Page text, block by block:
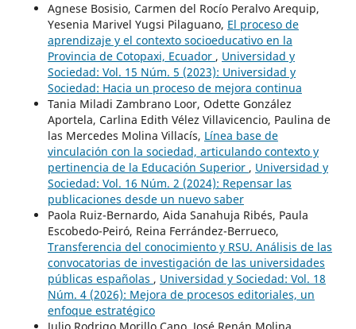
Agnese Bosisio, Carmen del Rocío Peralvo Arequip,
Yesenia Marivel Yugsi Pilaguano, El proceso de
aprendizaje y el contexto socioeducativo en la
Provincia de Cotopaxi, Ecuador , Universidad y
Sociedad: Vol. 15 Núm. 5 (2023): Universidad y
Sociedad: Hacia un proceso de mejora continua
Tania Miladi Zambrano Loor, Odette González
Aportela, Carlina Edith Vélez Villavicencio, Paulina de
las Mercedes Molina Villacís, Línea base de
vinculación con la sociedad, articulando contexto y
pertinencia de la Educación Superior , Universidad y
Sociedad: Vol. 16 Núm. 2 (2024): Repensar las
publicaciones desde un nuevo saber
Paola Ruiz-Bernardo, Aida Sanahuja Ribés, Paula
Escobedo-Peiró, Reina Ferrández-Berrueco,
Transferencia del conocimiento y RSU. Análisis de las
convocatorias de investigación de las universidades
públicas españolas , Universidad y Sociedad: Vol. 18
Núm. 4 (2026): Mejora de procesos editoriales, un
enfoque estratégico